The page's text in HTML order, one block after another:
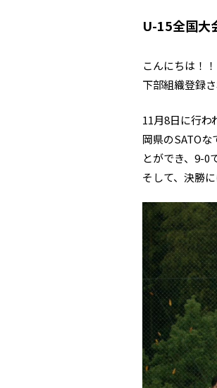
U-15全国大
こんにちは！！
下部組織登録
11月8日に行わ
岡県のSATO
とができ、9-0
そして、決勝